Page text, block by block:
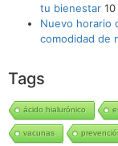
tu bienestar
Nuevo horario
comodidad de
Tags
ácido hialurónico
vacunas